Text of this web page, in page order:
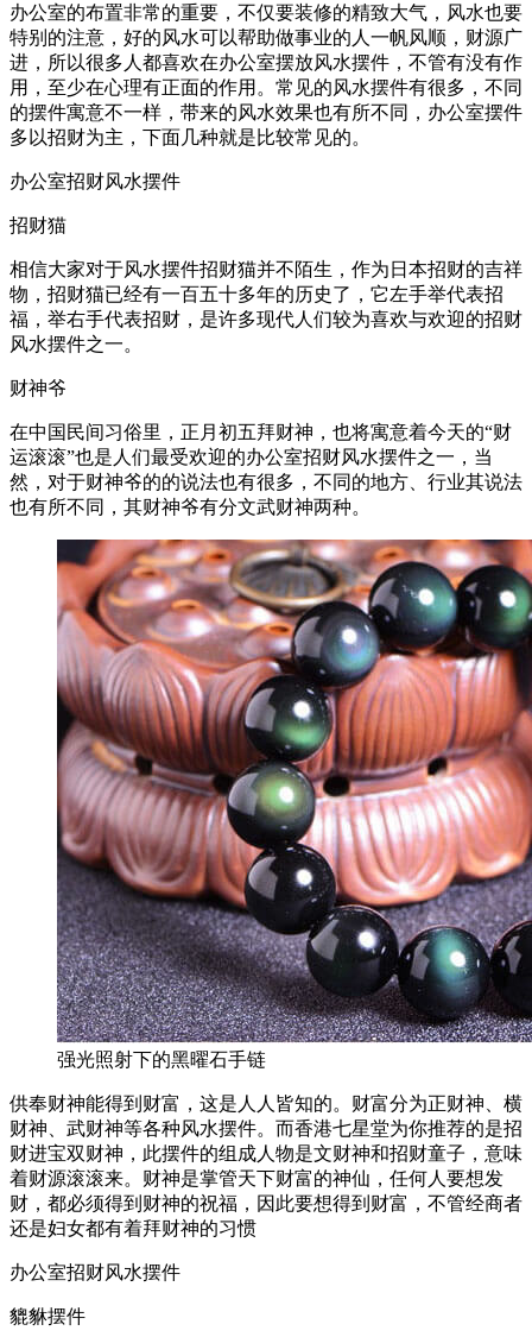
办公室的布置非常的重要，不仅要装修的精致大气，风水也要
特别的注意，好的风水可以帮助做事业的人一帆风顺，财源广
进，所以很多人都喜欢在办公室摆放风水摆件，不管有没有作
用，至少在心理有正面的作用。常见的风水摆件有很多，不同
的摆件寓意不一样，带来的风水效果也有所不同，办公室摆件
多以招财为主，下面几种就是比较常见的。
办公室招财风水摆件
招财猫
相信大家对于风水摆件招财猫并不陌生，作为日本招财的吉祥
物，招财猫已经有一百五十多年的历史了，它左手举代表招
福，举右手代表招财，是许多现代人们较为喜欢与欢迎的招财
风水摆件之一。
财神爷
在中国民间习俗里，正月初五拜财神，也将寓意着今天的“财
运滚滚”也是人们最受欢迎的办公室招财风水摆件之一，当
然，对于财神爷的的说法也有很多，不同的地方、行业其说法
也有所不同，其财神爷有分文武财神两种。
强光照射下的黑曜石手链
供奉财神能得到财富，这是人人皆知的。财富分为正财神、横
财神、武财神等各种风水摆件。而香港七星堂为你推荐的是招
财进宝双财神，此摆件的组成人物是文财神和招财童子，意味
着财源滚滚来。财神是掌管天下财富的神仙，任何人要想发
财，都必须得到财神的祝福，因此要想得到财富，不管经商者
还是妇女都有着拜财神的习惯
办公室招财风水摆件
貔貅摆件